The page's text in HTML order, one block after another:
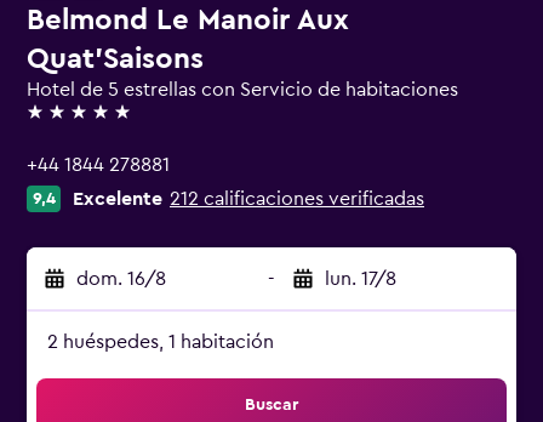
Belmond Le Manoir Aux
Quat'Saisons
Hotel de 5 estrellas con Servicio de habitaciones
5 estrellas
+44 1844 278881
9,4 Excelente 212 calificaciones verificadas
dom. 16/8 - lun. 17/8
2 huéspedes, 1 habitación
Buscar